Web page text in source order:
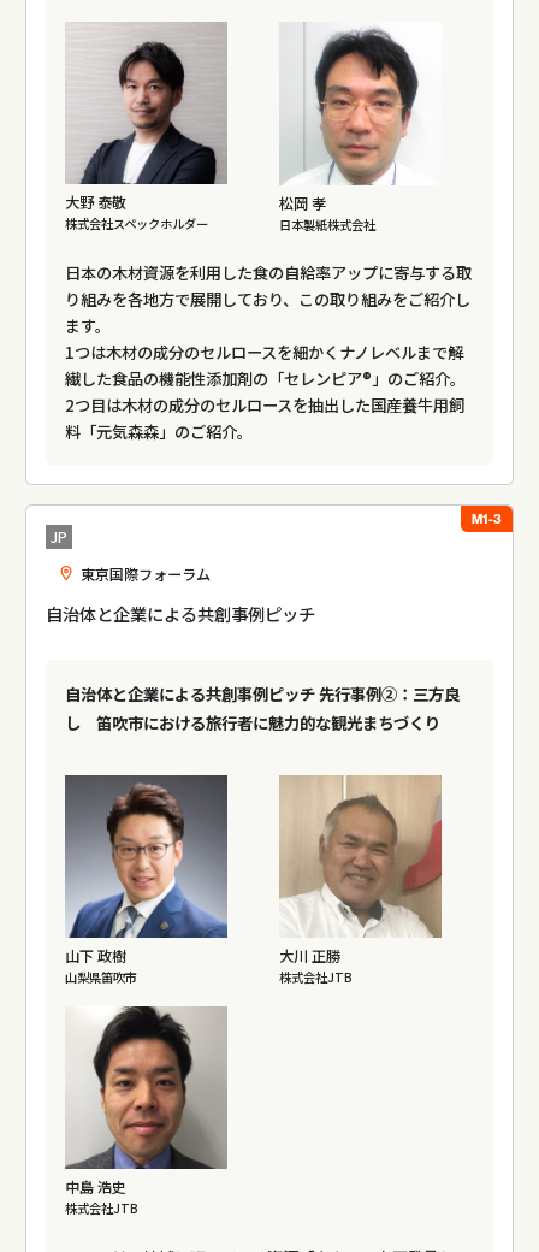
大野 泰敬
株式会社スペックホルダー
松岡 孝
日本製紙株式会社
日本の木材資源を利用した食の自給率アップに寄与する取
り組みを各地方で展開しており、この取り組みをご紹介し
ます。
1つは木材の成分のセルロースを細かくナノレベルまで解
繊した食品の機能性添加剤の「セレンピア®」のご紹介。
2つ目は木材の成分のセルロースを抽出した国産養牛用飼
料「元気森森」のご紹介。
M1-3
JP
東京国際フォーラム
自治体と企業による共創事例ピッチ
自治体と企業による共創事例ピッチ 先行事例②：三方良
し 笛吹市における旅行者に魅力的な観光まちづくり
山下 政樹
山梨県笛吹市
大川 正勝
株式会社JTB
中島 浩史
株式会社JTB